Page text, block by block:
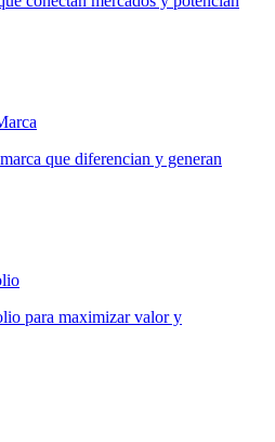
que diferencian y generan
para maximizar valor y